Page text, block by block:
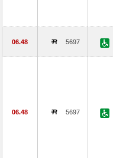
06.48 5697
06.48 5697